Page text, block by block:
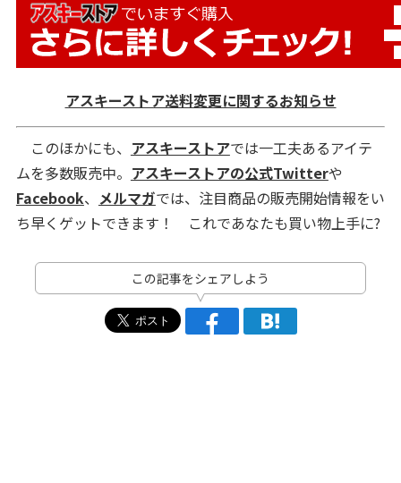
アスキーストア送料変更に関するお知らせ
このほかにも、 アスキーストアでは一工夫あるアイテ
ムを多数販売中。 アスキーストアの公式Twitterや
Facebook、 メルマガでは、注目商品の販売開始情報をい
ち早くゲットできます！ これであなたも買い物上手に?
この記事をシェアしよう